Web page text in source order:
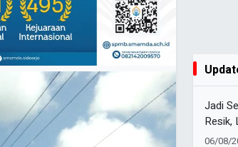
Jadi
Resik,
06/08/